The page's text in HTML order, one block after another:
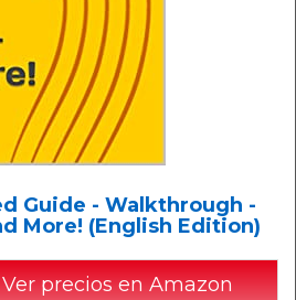
Guide - Walkthrough -
More! (English Edition)
precios en Amazon